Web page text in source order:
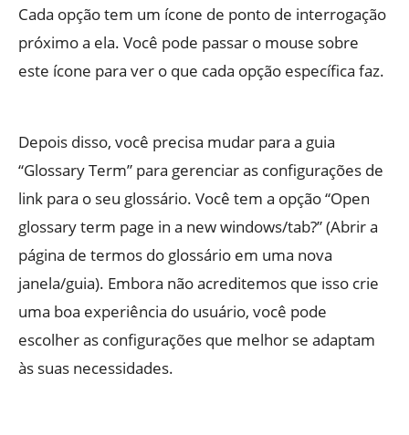
Cada opção tem um ícone de ponto de interrogação
próximo a ela. Você pode passar o mouse sobre
este ícone para ver o que cada opção específica faz.
Depois disso, você precisa mudar para a guia
“Glossary Term” para gerenciar as configurações de
link para o seu glossário. Você tem a opção “Open
glossary term page in a new windows/tab?” (Abrir a
página de termos do glossário em uma nova
janela/guia). Embora não acreditemos que isso crie
uma boa experiência do usuário, você pode
escolher as configurações que melhor se adaptam
às suas necessidades.